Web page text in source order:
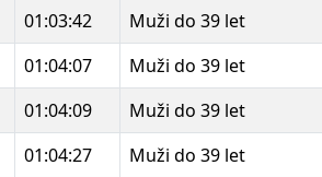
01:03:42 Muži do 39 let
01:04:07 Muži do 39 let
01:04:09 Muži do 39 let
01:04:27 Muži do 39 let